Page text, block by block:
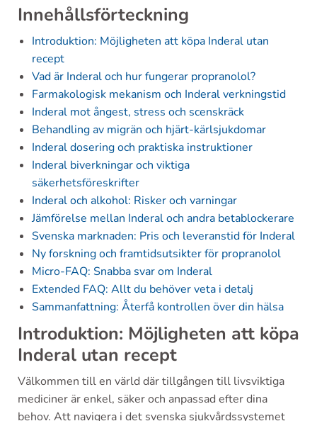
Innehållsförteckning
Introduktion: Möjligheten att köpa Inderal utan
recept
Vad är Inderal och hur fungerar propranolol?
Farmakologisk mekanism och Inderal verkningstid
Inderal mot ångest, stress och scenskräck
Behandling av migrän och hjärt-kärlsjukdomar
Inderal dosering och praktiska instruktioner
Inderal biverkningar och viktiga
säkerhetsföreskrifter
Inderal och alkohol: Risker och varningar
Jämförelse mellan Inderal och andra betablockerare
Svenska marknaden: Pris och leveranstid för Inderal
Ny forskning och framtidsutsikter för propranolol
Micro-FAQ: Snabba svar om Inderal
Extended FAQ: Allt du behöver veta i detalj
Sammanfattning: Återfå kontrollen över din hälsa
Introduktion: Möjligheten att köpa
Inderal utan recept
Välkommen till en värld där tillgången till livsviktiga
mediciner är enkel, säker och anpassad efter dina
behov. Att navigera i det svenska sjukvårdssystemet